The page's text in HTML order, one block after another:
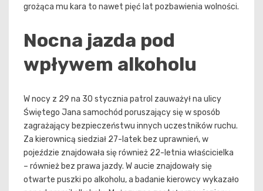
grożąca mu kara to nawet pięć lat pozbawienia wolności.
Nocna jazda pod
wpływem alkoholu
W nocy z 29 na 30 stycznia patrol zauważył na ulicy
Świętego Jana samochód poruszający się w sposób
zagrażający bezpieczeństwu innych uczestników ruchu.
Za kierownicą siedział 27-latek bez uprawnień, w
pojeździe znajdowała się również 22-letnia właścicielka
– również bez prawa jazdy. W aucie znajdowały się
otwarte puszki po alkoholu, a badanie kierowcy wykazało